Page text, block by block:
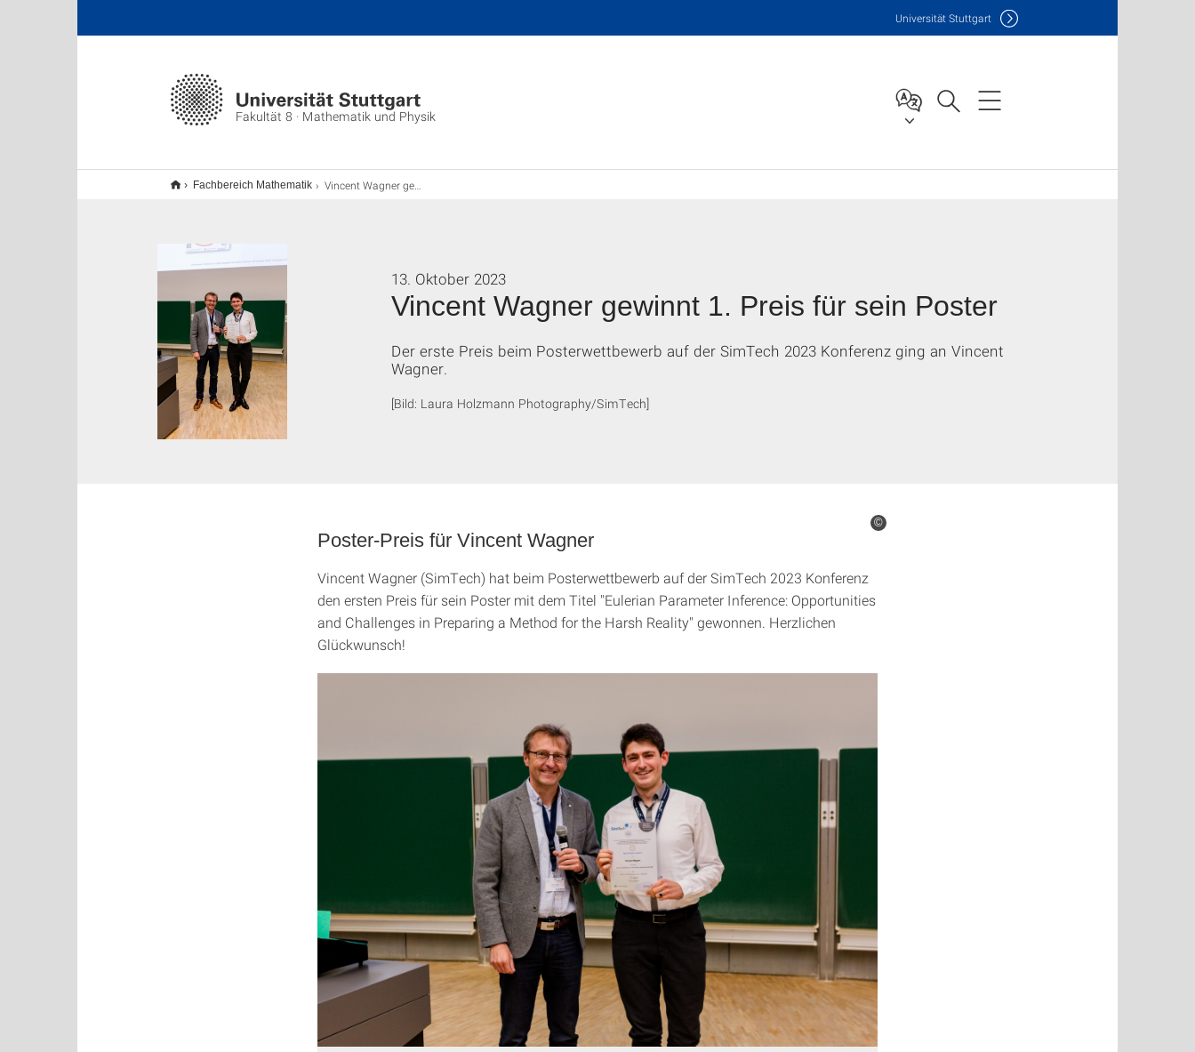
Fakultät 8 · Mathematik und Physik
Universität Stuttgart
Fachbereich Mathematik Vincent Wagner gewinnt 1. Preis für sein Poster
Vincent Wagner gewinnt 1. Preis für sein Poster
13. Oktober 2023
Der erste Preis beim Posterwettbewerb auf der SimTech 2023 Konferenz ging an Vincent
Wagner.
[Bild: Laura Holzmann Photography/SimTech]
Poster-Preis für Vincent Wagner
Vincent Wagner (SimTech) hat beim Posterwettbewerb auf der SimTech 2023 Konferenz
den ersten Preis für sein Poster mit dem Titel "Eulerian Parameter Inference: Opportunities
and Challenges in Preparing a Method for the Harsh Reality" gewonnen. Herzlichen
Glückwunsch!
©